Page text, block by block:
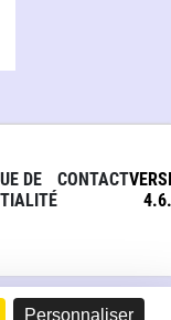
Personnaliser
DE
CONTACT